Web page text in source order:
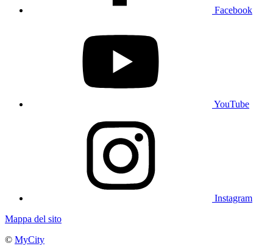
Facebook
YouTube
Instagram
Mappa del sito
© MyCity